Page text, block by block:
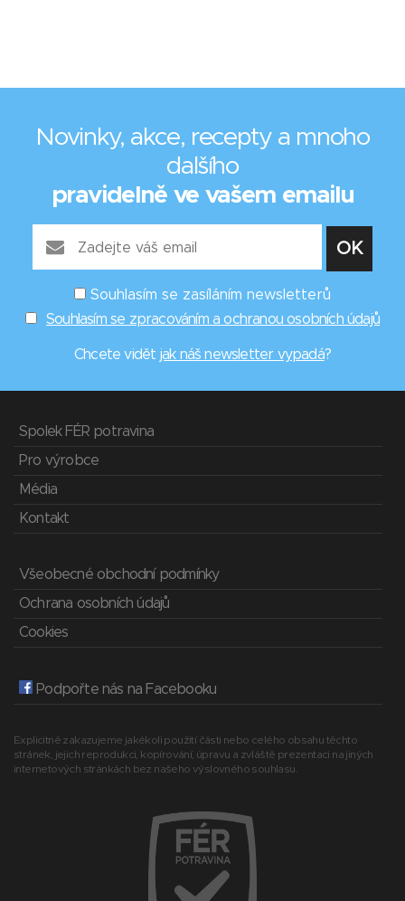
Novinky, akce, recepty a mnoho
dalšího
pravidelně ve vašem emailu
Souhlasím se zasíláním newsletterů
Souhlasím se zpracováním a ochranou osobních údajů
Chcete vidět jak náš newsletter vypadá?
Spolek FÉR potravina
Pro výrobce
Média
Kontakt
Všeobecné obchodní podmínky
Ochrana osobních údajů
Cookies
Podpořte nás na Facebooku
Explicitně zakazujeme jakékoli použití části nebo celého obsahu těchto
stránek, jejich reprodukci, kopírování, úpravu a zvláště prezentaci na jiných
internetových stránkách bez našeho výslovného souhlasu.